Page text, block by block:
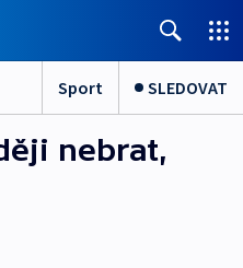
Sport SLEDOVAT
nebrat,